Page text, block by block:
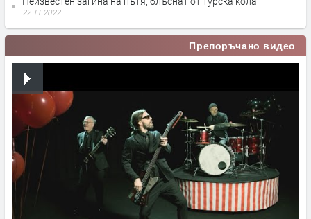
22.11.2022
Препоръчано видео